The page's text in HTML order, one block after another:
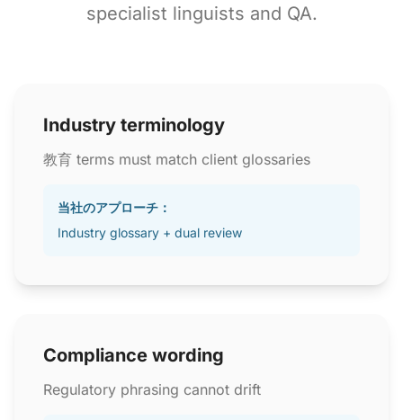
specialist linguists and QA.
Industry terminology
教育 terms must match client glossaries
当社のアプローチ：
Industry glossary + dual review
Compliance wording
Regulatory phrasing cannot drift